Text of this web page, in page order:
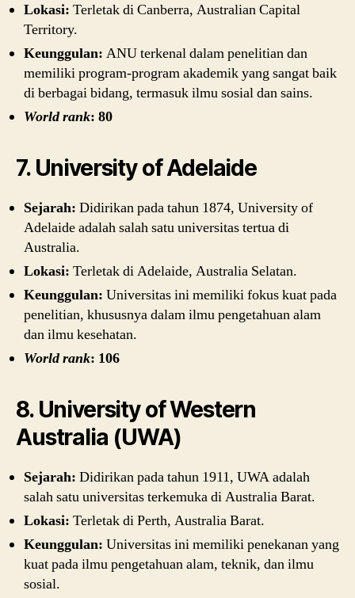
Lokasi: Terletak di Canberra, Australian Capital
Territory.
Keunggulan: ANU terkenal dalam penelitian dan
memiliki program-program akademik yang sangat baik
di berbagai bidang, termasuk ilmu sosial dan sains.
World rank: 80
7. University of Adelaide
Sejarah: Didirikan pada tahun 1874, University of
Adelaide adalah salah satu universitas tertua di
Australia.
Lokasi: Terletak di Adelaide, Australia Selatan.
Keunggulan: Universitas ini memiliki fokus kuat pada
penelitian, khususnya dalam ilmu pengetahuan alam
dan ilmu kesehatan.
World rank: 106
8. University of Western
Australia (UWA)
Sejarah: Didirikan pada tahun 1911, UWA adalah
salah satu universitas terkemuka di Australia Barat.
Lokasi: Terletak di Perth, Australia Barat.
Keunggulan: Universitas ini memiliki penekanan yang
kuat pada ilmu pengetahuan alam, teknik, dan ilmu
sosial.